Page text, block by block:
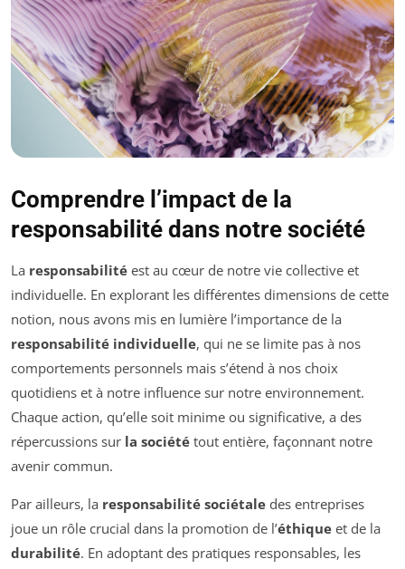
Comprendre l’impact de la
responsabilité dans notre société
La responsabilité est au cœur de notre vie collective et
individuelle. En explorant les différentes dimensions de cette
notion, nous avons mis en lumière l’importance de la
responsabilité individuelle, qui ne se limite pas à nos
comportements personnels mais s’étend à nos choix
quotidiens et à notre influence sur notre environnement.
Chaque action, qu’elle soit minime ou significative, a des
répercussions sur la société tout entière, façonnant notre
avenir commun.
Par ailleurs, la responsabilité sociétale des entreprises
joue un rôle crucial dans la promotion de l’éthique et de la
durabilité. En adoptant des pratiques responsables, les